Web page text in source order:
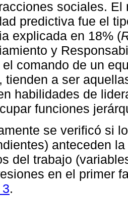
sociales.
predictiva fue el
explicada en 18% (
y
comando de un
tienden a ser
habilidades de
funciones
se verificó si
anteceden
del trabajo
en el primer
.